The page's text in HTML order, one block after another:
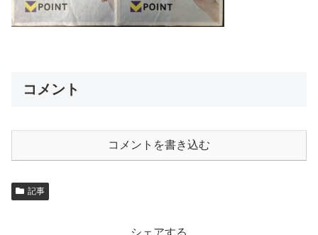
コメント
コメントを書き込む
記事